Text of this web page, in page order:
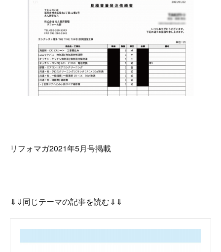
リフォマガ2021年5月号掲載
⇓⇓同じテーマの記事を読む⇓⇓